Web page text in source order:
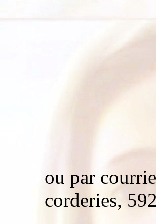
ou par
corderies,